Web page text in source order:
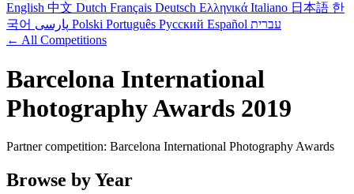
English 中文 Dutch Français Deutsch Ελληνικά Italiano 日本語 한
국어
Polski Português Русский Español עברית
← All Competitions
Barcelona International
Photography Awards 2019
Partner competition: Barcelona International Photography Awards
Browse by Year